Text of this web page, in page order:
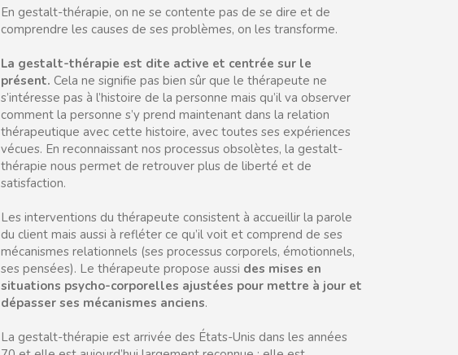
En gestalt-thérapie, on ne se contente pas de se dire et de
comprendre les causes de ses problèmes, on les transforme.
La gestalt-thérapie est dite active et centrée sur le
présent. Cela ne signifie pas bien sûr que le thérapeute ne
s’intéresse pas à l’histoire de la personne mais qu’il va observer
comment la personne s’y prend maintenant dans la relation
thérapeutique avec cette histoire, avec toutes ses expériences
vécues. En reconnaissant nos processus obsolètes, la gestalt-
thérapie nous permet de retrouver plus de liberté et de
satisfaction.
Les interventions du thérapeute consistent à accueillir la parole
du client mais aussi à refléter ce qu’il voit et comprend de ses
mécanismes relationnels (ses processus corporels, émotionnels,
ses pensées). Le thérapeute propose aussi des mises en
situations psycho-corporelles ajustées pour mettre à jour et
dépasser ses mécanismes anciens.
La gestalt-thérapie est arrivée des États-Unis dans les années